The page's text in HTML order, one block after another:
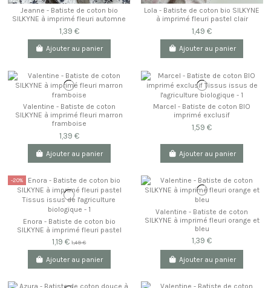
Jeanne - Batiste de coton bio
SILKYNE à imprimé fleuri automne
1,39 €
Ajouter au panier
Lola - Batiste de coton bio SILKYNE
à imprimé fleuri pastel clair
1,49 €
Ajouter au panier
Valentine - Batiste de coton
SILKYNE à imprimé fleuri marron
framboise
1,39 €
Ajouter au panier
Marcel - Batiste de coton BIO
imprimé exclusif
1,59 €
Ajouter au panier
-20%
Enora - Batiste de coton bio
SILKYNE à imprimé fleuri pastel
1,19 €1,49 €
Ajouter au panier
Valentine - Batiste de coton
SILKYNE à imprimé fleuri orange et
bleu
1,39 €
Ajouter au panier